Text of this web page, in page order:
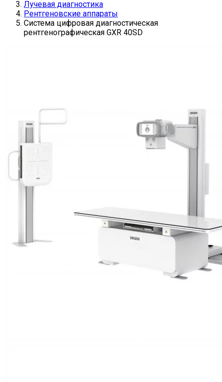
Лучевая диагностика
Рентгеновские аппараты
Система цифровая диагностическая
рентгенографическая GXR 40SD